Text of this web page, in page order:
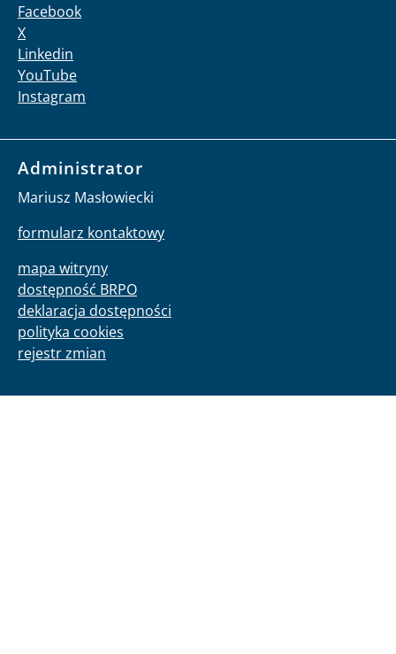
Facebook
X
Linkedin
YouTube
Instagram
Administrator
Mariusz Masłowiecki
formularz kontaktowy
mapa witryny
dostępność BRPO
deklaracja dostępności
polityka cookies
rejestr zmian